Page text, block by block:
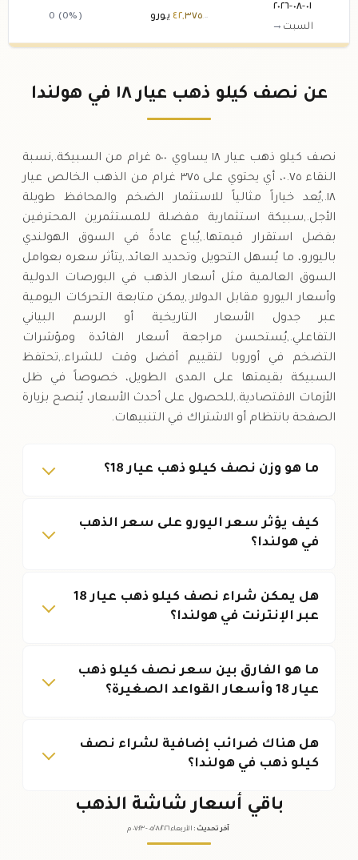
٠١-٠٨-٢٠٢٦
السبت →
٤٢,٣٧٥.٠٠ يورو 0 (0%)
٤٣,٥٠٠.٠٠ يورو
عن نصف كيلو ذهب عيار ١٨ في هولندا
نصف كيلو ذهب عيار ١٨ يساوي ٥٠٠ غرام من السبيكة.,نسبة
النقاء ٠.٧٥، أي يحتوي على ٣٧٥ غرام من الذهب الخالص عيار
١٨.,يُعد خياراً مثالياً للاستثمار الضخم والمحافظ طويلة
الأجل.,سبيكة استثمارية مفضلة للمستثمرين المحترفين
بفضل استقرار قيمتها.,يُباع عادةً في السوق الهولندي
باليورو، ما يُسهل التحويل وتحديد العائد.,يتأثر سعره بعوامل
السوق العالمية مثل أسعار الذهب في البورصات الدولية
وأسعار اليورو مقابل الدولار.,يمكن متابعة التحركات اليومية
عبر جدول الأسعار التاريخية أو الرسم البياني
التفاعلي.,يُستحسن مراجعة أسعار الفائدة ومؤشرات
التضخم في أوروبا لتقييم أفضل وقت للشراء.,تحتفظ
السبيكة بقيمتها على المدى الطويل، خصوصاً في ظل
الأزمات الاقتصادية.,للحصول على أحدث الأسعار، يُنصح بزيارة
الصفحة بانتظام أو الاشتراك في التنبيهات.
ما هو وزن نصف كيلو ذهب عيار 18؟
كيف يؤثر سعر اليورو على سعر الذهب
في هولندا؟
هل يمكن شراء نصف كيلو ذهب عيار 18
عبر الإنترنت في هولندا؟
ما هو الفارق بين سعر نصف كيلو ذهب
عيار 18 وأسعار القواعد الصغيرة؟
هل هناك ضرائب إضافية لشراء نصف
كيلو ذهب في هولندا؟
باقي أسعار شاشة الذهب
آخر تحديث : الأربعاء ٠٥ /٠٨/٢٠٢٦ - ٠٧:٢٣م